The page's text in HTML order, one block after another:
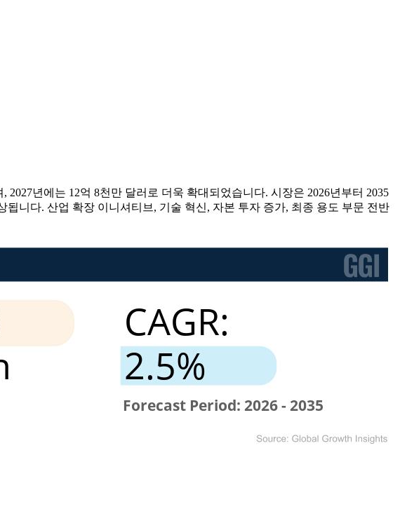
년에는 12억 8천만 달러로 더욱 확대되었습니다. 시장은 2026년부터 2035
니다. 산업 확장 이니셔티브, 기술 혁신, 자본 투자 증가, 최종 용도 부문 전반